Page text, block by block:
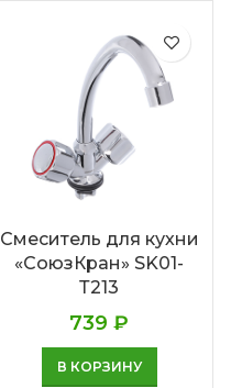
Смеситель для кухни
«СоюзКран» SK01-
Т213
739₽
В КОРЗИНУ